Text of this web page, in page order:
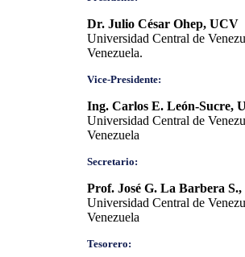
Dr. Julio César Ohep, UCV
Universidad Central de
Venezuela.
Vice-Presidente:
Ing. Carlos E. León-Sucre,
Universidad Central de
Venezuela
Secretario:
Prof. José G. La Barbera
Universidad Central de
Venezuela
Tesorero: